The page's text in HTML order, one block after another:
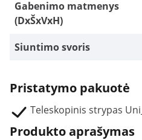
Gabenimo matmenys
(DxŠxVxH)
Siuntimo svoris
Pristatymo pakuotė
Teleskopinis strypas
Produkto aprašymas